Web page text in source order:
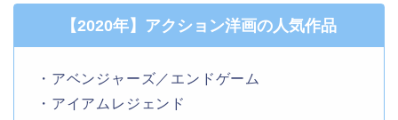
【2020年】アクション洋画の人気作品
・アベンジャーズ／エンドゲーム
・アイアムレジェンド